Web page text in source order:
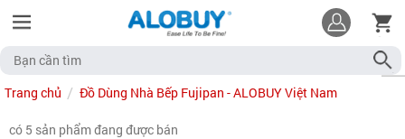
Trang chủ Đồ Dùng Nhà Bếp Fujipan - ALOBUY Việt Nam
có 5 sản phẩm đang được bán